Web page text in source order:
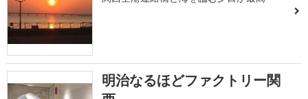
明治なるほどファクトリー関